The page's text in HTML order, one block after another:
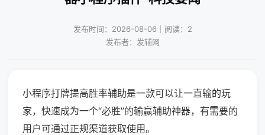
发布时间：2026-08-06｜阅读：2
发布者：发辅网
小程序打牌提高胜率辅助是一款可以让一直输的玩
家，快速成为一个“必胜”的输赢辅助神器，有需要的
用户可通过正规渠道获取使用。